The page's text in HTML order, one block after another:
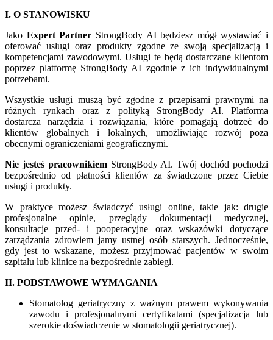
I. O STANOWISKU
Jako Expert Partner StrongBody AI będziesz mógł wystawiać i
oferować usługi oraz produkty zgodne ze swoją specjalizacją i
kompetencjami zawodowymi. Usługi te będą dostarczane klientom
poprzez platformę StrongBody AI zgodnie z ich indywidualnymi
potrzebami.
Wszystkie usługi muszą być zgodne z przepisami prawnymi na
różnych rynkach oraz z polityką StrongBody AI. Platforma
dostarcza narzędzia i rozwiązania, które pomagają dotrzeć do
klientów globalnych i lokalnych, umożliwiając rozwój poza
obecnymi ograniczeniami geograficznymi.
Nie jesteś pracownikiemStrongBody AI. Twój dochód pochodzi
bezpośrednio od płatności klientów za świadczone przez Ciebie
usługi i produkty.
W praktyce możesz świadczyć usługi online, takie jak: drugie
profesjonalne opinie, przeglądy dokumentacji medycznej,
konsultacje przed- i pooperacyjne oraz wskazówki dotyczące
zarządzania zdrowiem jamy ustnej osób starszych. Jednocześnie,
gdy jest to wskazane, możesz przyjmować pacjentów w swoim
szpitalu lub klinice na bezpośrednie zabiegi.
II. PODSTAWOWE WYMAGANIA
Stomatolog geriatryczny z ważnym prawem wykonywania
zawodu i profesjonalnymi certyfikatami (specjalizacja lub
szerokie doświadczenie w stomatologii geriatrycznej).